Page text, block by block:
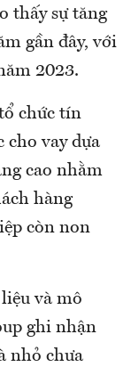
thấy sự tăng
gần đây, với
2023.
chức tín
cho vay dựa
cao nhằm
hàng
còn non
và mô
ghi nhận
nhỏ chưa